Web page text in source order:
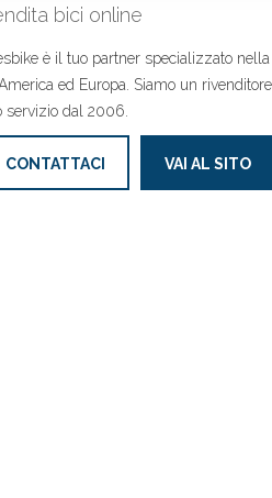
bici online
è il tuo partner specializzato
ed Europa. Siamo un
servizio dal 2006.
CONTATTACI VAI AL SITO